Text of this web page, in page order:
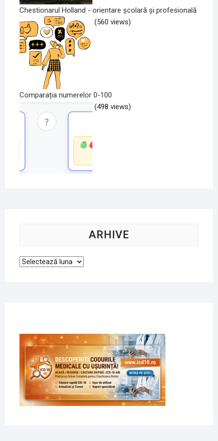
Chestionarul Holland - orientare școlară și profesională
(560 views)
Comparația numerelor 0-100
(498 views)
ARHIVE
Arhive